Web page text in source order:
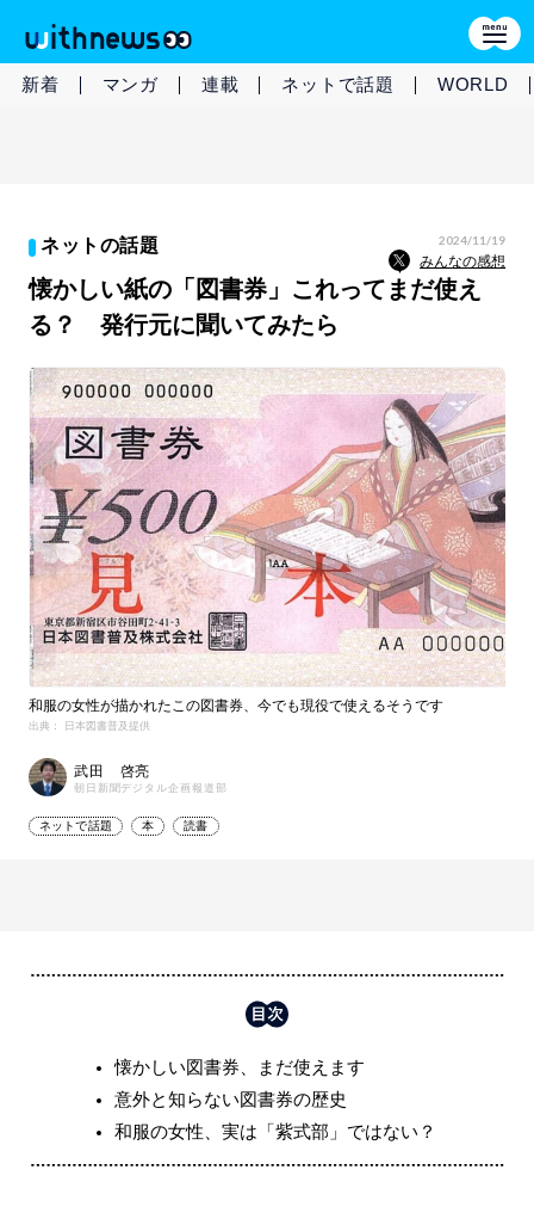
新着 マンガ 連載 ネットで話題 WORLD
ネットの話題 2024/11/19
みんなの感想
懐かしい紙の「図書券」これってまだ使え
る？ 発行元に聞いてみたら
和服の女性が描かれたこの図書券、今でも現役で使えるそうです
出典： 日本図書普及提供
武田 啓亮
朝日新聞デジタル企画報道部
ネットで話題 本 読書
懐かしい図書券、まだ使えます
意外と知らない図書券の歴史
和服の女性、実は「紫式部」ではない？